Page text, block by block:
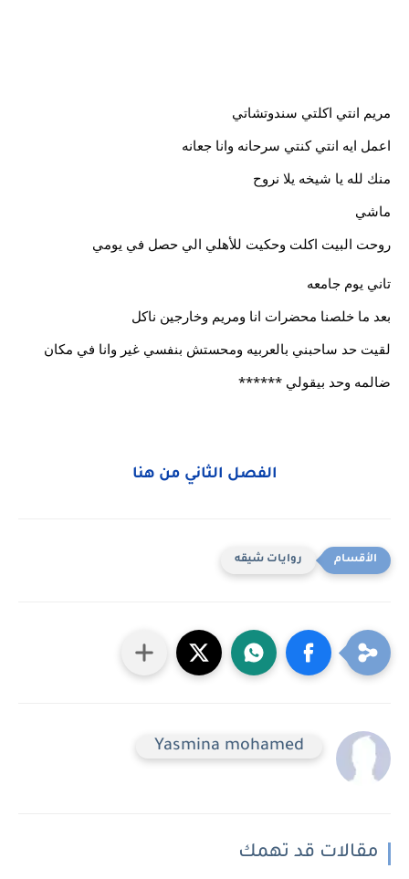
مريم انتي اكلتي سندوتشاتي
اعمل ايه انتي كنتي سرحانه وانا جعانه
منك لله يا شيخه يلا نروح
ماشي
روحت البيت اكلت وحكيت للأهلي الي حصل في يومي
تاني يوم جامعه
بعد ما خلصنا محضرات انا ومريم وخارجين ناكل
لقيت حد ساحبني بالعربيه ومحستش بنفسي غير وانا في مكان
ضالمه وحد بيقولي ******
الفصل الثاني من هنا
روايات شيقه
Yasmina mohamed
مقالات قد تهمك